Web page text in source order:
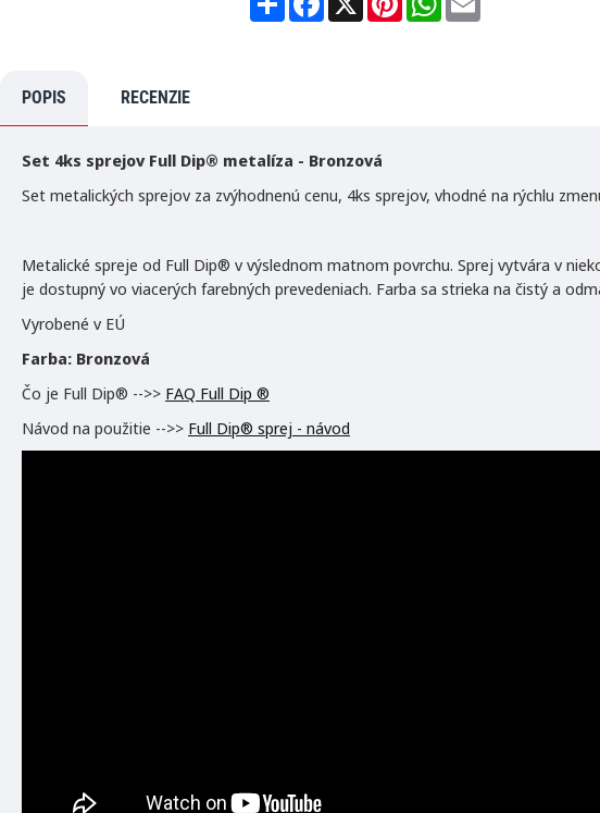
h
a
i
h
m
POPIS RECENZIE
Set 4ks sprejov Full Dip® metalíza - Bronzová
Set metalických sprejov za zvýhodnenú cenu, 4ks sprejov, vhodné na rýchlu
Metalické spreje od Full Dip® v výslednom matnom povrchu. Sprej vytvára v
je dostupný vo viacerých farebných prevedeniach. Farba sa strieka na čistý a
Vyrobené v EÚ
Farba: Bronzová
Čo je Full Dip® -->> FAQ Full Dip ®
Návod na použitie -->> Full Dip® sprej - návod